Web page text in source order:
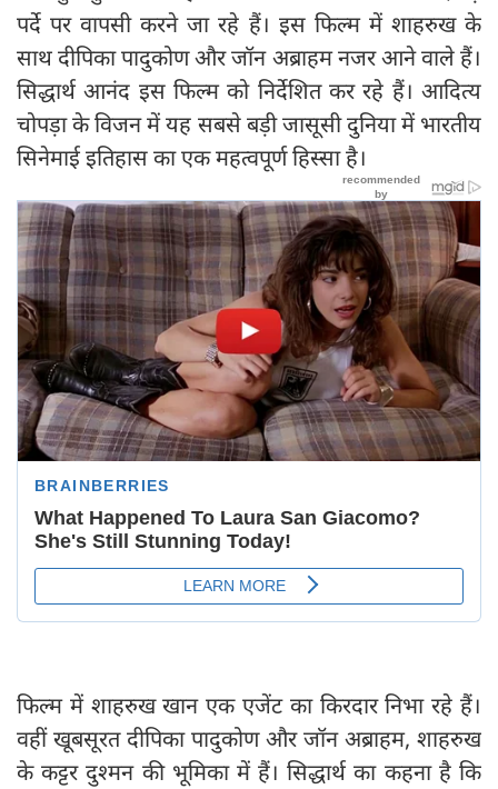
पर्दे पर वापसी करने जा रहे हैं। इस फिल्म में शाहरुख के
साथ दीपिका पादुकोण और जॉन अब्राहम नजर आने वाले हैं।
सिद्धार्थ आनंद इस फिल्म को निर्देशित कर रहे हैं। आदित्य
चोपड़ा के विजन में यह सबसे बड़ी जासूसी दुनिया में भारतीय
सिनेमाई इतिहास का एक महत्वपूर्ण हिस्सा है।
फिल्म में शाहरुख खान एक एजेंट का किरदार निभा रहे हैं।
वहीं खूबसूरत दीपिका पादुकोण और जॉन अब्राहम, शाहरुख
के कट्टर दुश्मन की भूमिका में हैं। सिद्धार्थ का कहना है कि